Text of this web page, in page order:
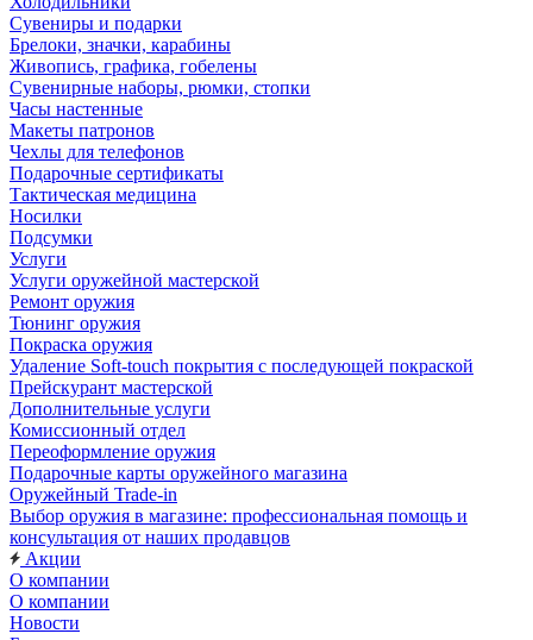
Сувениры и подарки
Брелоки, значки, карабины
Живопись, графика, гобелены
Сувенирные наборы, рюмки, стопки
Часы настенные
Макеты патронов
Чехлы для телефонов
Подарочные сертификаты
Тактическая медицина
Носилки
Подсумки
Услуги
Услуги оружейной мастерской
Ремонт оружия
Тюнинг оружия
Покраска оружия
Удаление Soft-touch покрытия с последующей покраской
Прейскурант мастерской
Дополнительные услуги
Комиссионный отдел
Переоформление оружия
Подарочные карты оружейного магазина
Оружейный Trade-in
Выбор оружия в магазине: профессиональная помощь и
консультация от наших продавцов
Акции
О компании
О компании
Новости